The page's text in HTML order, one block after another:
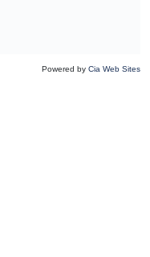
Powered by Cia Web Sites